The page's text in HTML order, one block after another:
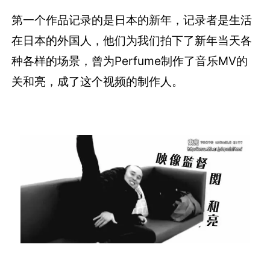
第一个作品记录的是日本的新年，记录者是生活
在日本的外国人，他们为我们拍下了新年当天各
种各样的场景，曾为Perfume制作了音乐MV的
关和亮，成了这个视频的制作人。